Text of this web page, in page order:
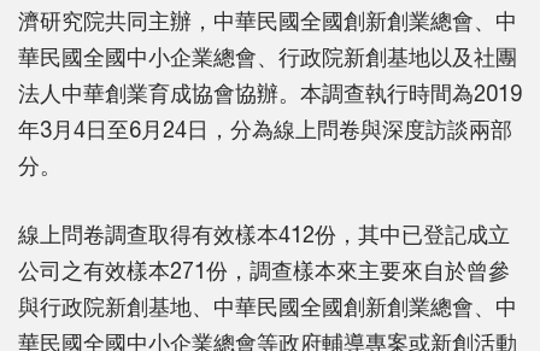
濟研究院共同主辦，中華民國全國創新創業總會、中
華民國全國中小企業總會、行政院新創基地以及社團
法人中華創業育成協會協辦。本調查執行時間為2019
年3月4日至6月24日，分為線上問卷與深度訪談兩部
分。
線上問卷調查取得有效樣本412份，其中已登記成立
公司之有效樣本271份，調查樣本來主要來自於曾參
與行政院新創基地、中華民國全國創新創業總會、中
華民國全國中小企業總會等政府輔導專案或新創活動